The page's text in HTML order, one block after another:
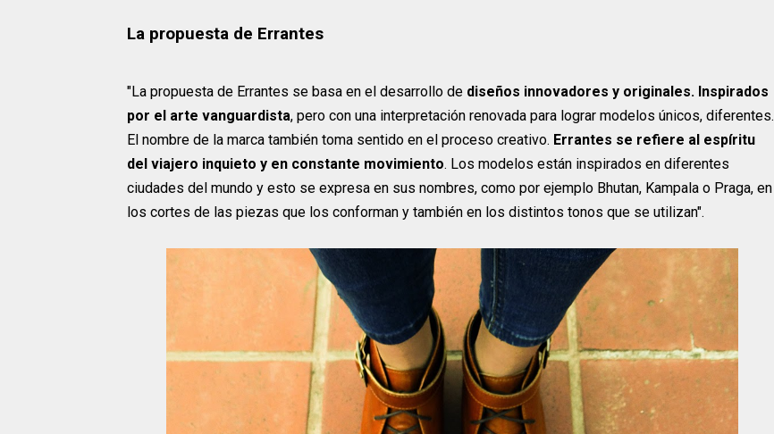
La propuesta de Errantes
"La propuesta de Errantes se basa en el desarrollo de diseños innovadores y originales. Inspirados
por el arte vanguardista, pero con una interpretación renovada para lograr modelos únicos, diferentes.
El nombre de la marca también toma sentido en el proceso creativo. Errantes se refiere al espíritu
del viajero inquieto y en constante movimiento. Los modelos están inspirados en diferentes
ciudades del mundo y esto se expresa en sus nombres, como por ejemplo Bhutan, Kampala o Praga, en
los cortes de las piezas que los conforman y también en los distintos tonos que se utilizan".